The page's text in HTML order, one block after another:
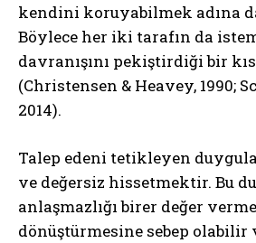
kendini koruyabilmek adına
Böylece her iki tarafın da
davranışını pekiştirdiği bir
(Christensen & Heavey, 1990;
2014).
Talep edeni tetikleyen
ve değersiz hissetmektir. Bu
anlaşmazlığı birer değer
dönüştürmesine sebep olabilir